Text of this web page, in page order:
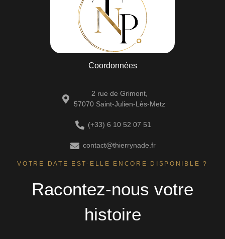
Coordonnées
2 rue de Grimont,
57070 Saint-Julien-Lès-Metz
(+33) 6 10 52 07 51
contact@thierrynade.fr
VOTRE DATE EST-ELLE ENCORE DISPONIBLE ?
Racontez-nous votre
histoire